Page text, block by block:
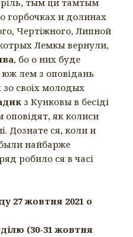
рiль, тым ци тамтым
горбочках и долинах
Чертiжного, Липной
Лемкы вернули,
, бо о них буде
лем з оповiдань
своiх молодых
з Кунковы в бесіді
оповiдят, як колиси
Дознате ся, коли и
найбарже
робило ся в часi
27 жовтня 2021 о
(30-31 жовтня